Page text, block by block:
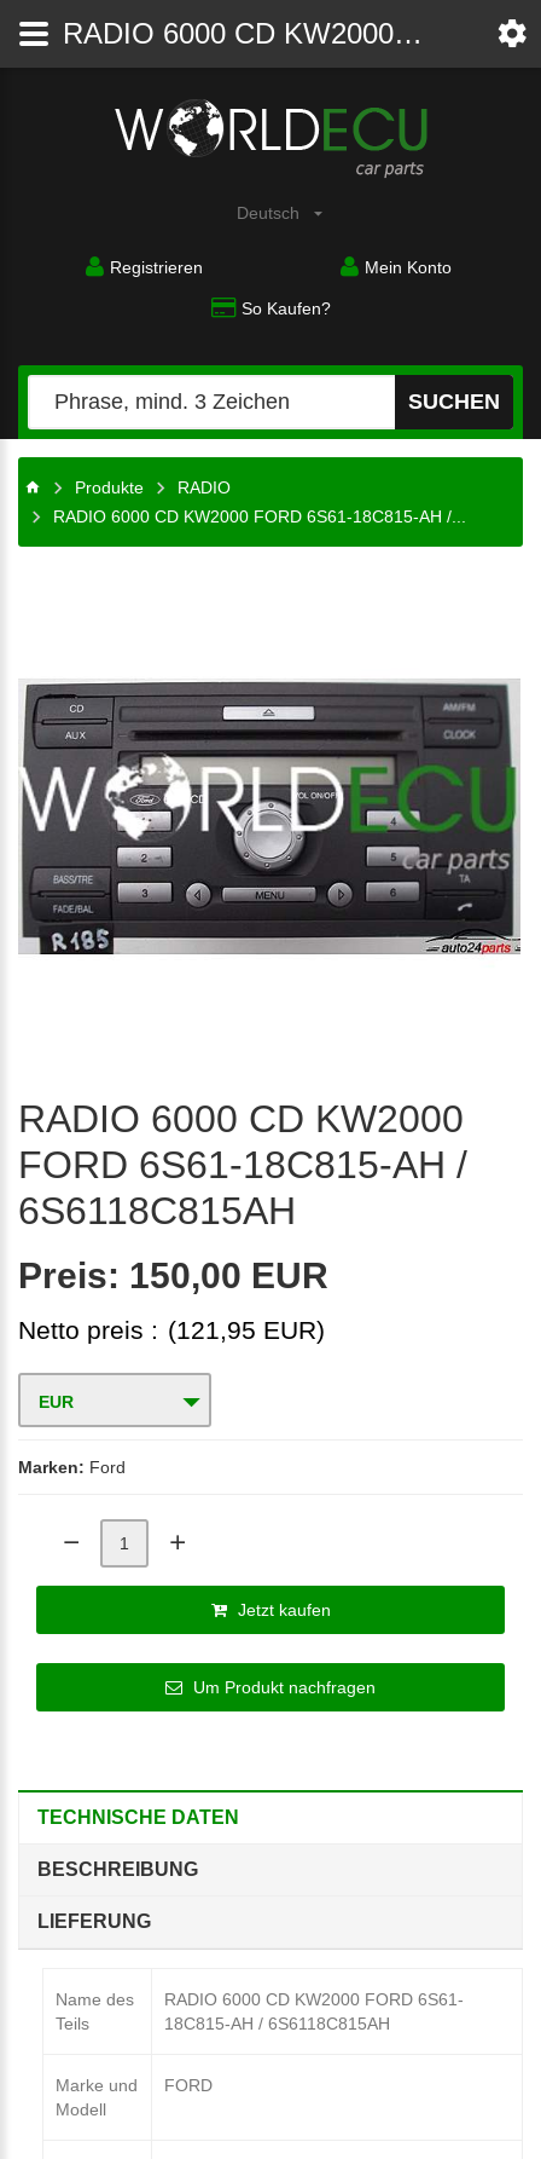
Autoteile
Deutsch
Registrieren Mein Konto
So Kaufen?
SUCHEN
Produkte
RADIO
RADIO 6000 CD KW2000 FORD 6S61-18C815-AH /...
RADIO 6000 CD KW2000
FORD 6S61-18C815-AH /
6S6118C815AH
Preis: 150,00 EUR
Netto preis : (121,95 EUR)
EUR
Marken: Ford
Jetzt kaufen
Um Produkt nachfragen
TECHNISCHE DATEN
BESCHREIBUNG
LIEFERUNG
Name des
Teils
RADIO 6000 CD KW2000 FORD 6S61-
18C815-AH / 6S6118C815AH
Marke und
Modell
FORD
RADIO 6000 CD KW2000 FORD 6S61-18C815-AH / 6S6118C815AH - RADIO - WorldECU